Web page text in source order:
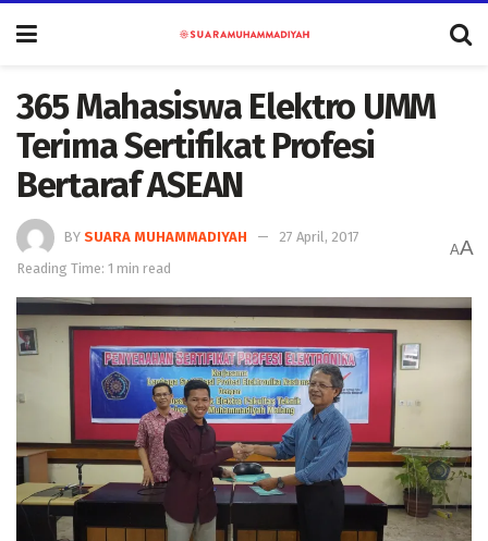
365 Mahasiswa Elektro UMM
Terima Sertifikat Profesi
Bertaraf ASEAN
BY SUARA MUHAMMADIYAH
27 April, 2017
Reading Time: 1 min read
AA